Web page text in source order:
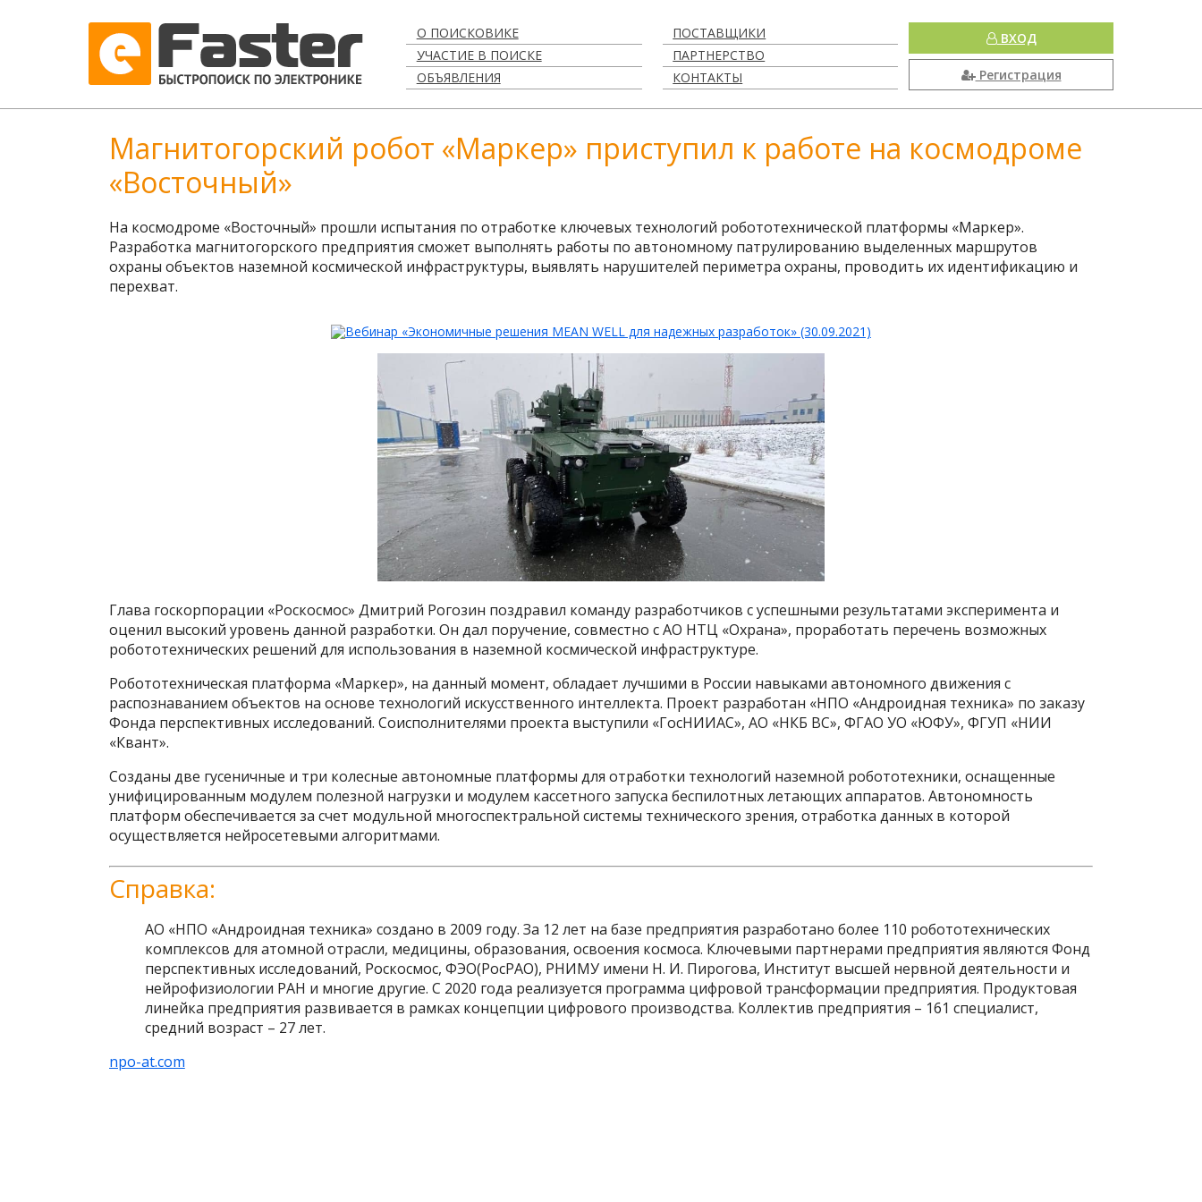
О ПОИСКОВИКЕ
ПОСТАВЩИКИ
УЧАСТИЕ В ПОИСКЕ
ПАРТНЕРСТВО
ОБЪЯВЛЕНИЯ
КОНТАКТЫ
ВХОД
Регистрация
Магнитогорский робот «Маркер» приступил к работе на космодроме
«Восточный»
На космодроме «Восточный» прошли испытания по отработке ключевых технологий робототехнической платформы «Маркер».
Разработка магнитогорского предприятия сможет выполнять работы по автономному патрулированию выделенных маршрутов
охраны объектов наземной космической инфраструктуры, выявлять нарушителей периметра охраны, проводить их идентификацию и
перехват.
Глава госкорпорации «Роскосмос» Дмитрий Рогозин поздравил команду разработчиков с успешными результатами эксперимента и
оценил высокий уровень данной разработки. Он дал поручение, совместно с АО НТЦ «Охрана», проработать перечень возможных
робототехнических решений для использования в наземной космической инфраструктуре.
Робототехническая платформа «Маркер», на данный момент, обладает лучшими в России навыками автономного движения с
распознаванием объектов на основе технологий искусственного интеллекта. Проект разработан «НПО «Андроидная техника» по заказу
Фонда перспективных исследований. Соисполнителями проекта выступили «ГосНИИАС», АО «НКБ ВС», ФГАО УО «ЮФУ», ФГУП «НИИ
«Квант».
Созданы две гусеничные и три колесные автономные платформы для отработки технологий наземной робототехники, оснащенные
унифицированным модулем полезной нагрузки и модулем кассетного запуска беспилотных летающих аппаратов. Автономность
платформ обеспечивается за счет модульной многоспектральной системы технического зрения, отработка данных в которой
осуществляется нейросетевыми алгоритмами.
Справка:
АО «НПО «Андроидная техника» создано в 2009 году. За 12 лет на базе предприятия разработано более 110 робототехнических
комплексов для атомной отрасли, медицины, образования, освоения космоса. Ключевыми партнерами предприятия являются Фонд
перспективных исследований, Роскосмос, ФЭО(РосРАО), РНИМУ имени Н. И. Пирогова, Институт высшей нервной деятельности и
нейрофизиологии РАН и многие другие. С 2020 года реализуется программа цифровой трансформации предприятия. Продуктовая
линейка предприятия развивается в рамках концепции цифрового производства. Коллектив предприятия – 161 специалист,
средний возраст – 27 лет.
npo-at.com